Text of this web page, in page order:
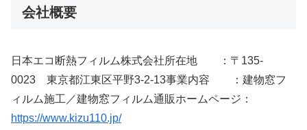
会社概要
日本エコ断熱フィルム株式会社所在地 ：〒135-
0023 東京都江東区平野3-2-13事業内容 ：建物窓フ
ィルム施工／建物窓フィルム通販ホームページ：
https://www.kizu110.jp/